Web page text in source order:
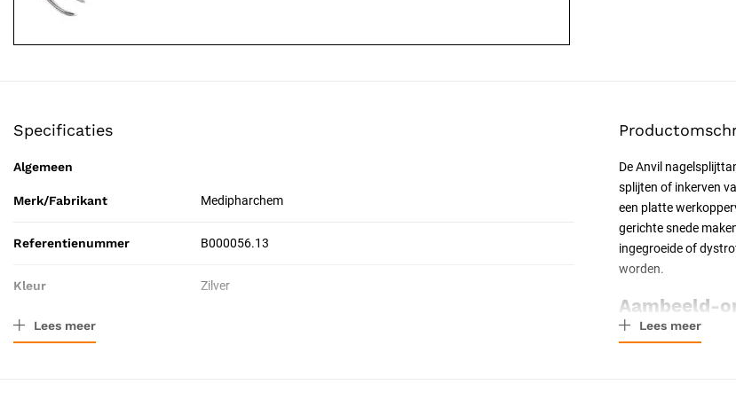
Specificaties
Algemeen
Merk/Fabrikant Medipharchem
Referentienummer B000056.13
Kleur Zilver
Materiaal
Lees meer
De Anvil
splijten of inkerven
een platte
gerichte snede
ingegroeide of
worden.
Aambeeld-
De onderbek heeft
Lees meer